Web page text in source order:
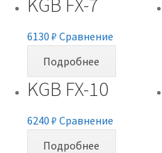
6130 ₽ Сравнение
Подробнее
KGB FX-10
6240 ₽ Сравнение
Подробнее